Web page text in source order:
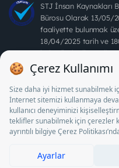
STJ İnsan Kaynakları
Bürosu Olarak 13/05/
faaliyette bulunmak
18/04/2025 tarih ve
belge ile faaliyet
arayanlardan ücret